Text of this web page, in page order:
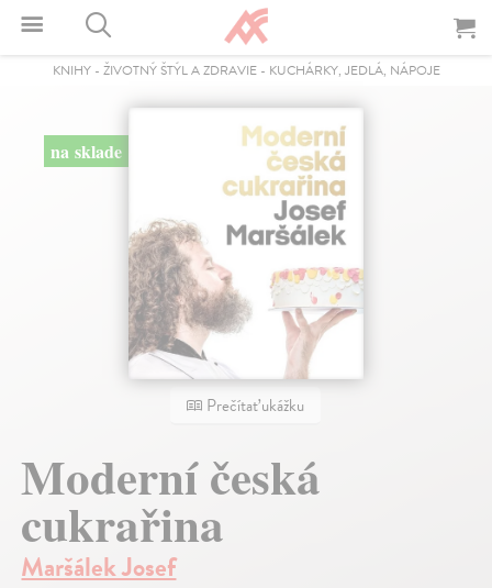
KNIHY- ŽIVOTNÝ ŠTÝL A ZDRAVIE- KUCHÁRKY, JEDLÁ, NÁPOJE
na sklade
Prečítať ukážku
Moderní česká
cukrařina
Maršálek Josef